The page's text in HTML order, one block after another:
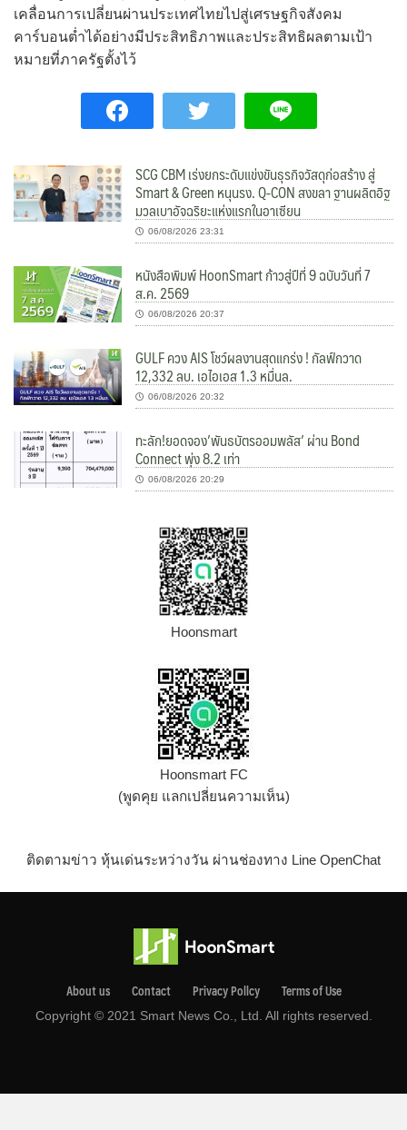
เคลื่อนการเปลี่ยนผ่านประเทศไทยไปสู่เศรษฐกิจสังคม
คาร์บอนต่ำได้อย่างมีประสิทธิภาพและประสิทธิผลตามเป้า
หมายที่ภาครัฐตั้งไว้
SCG CBM เร่งยกระดับแข่งขันธุรกิจวัสดุก่อสร้าง สู่
Smart & Green หนุนรง. Q-CON สงขลา ฐานผลิตอิฐ
มวลเบาอัจฉริยะแห่งแรกในอาเซียน
06/08/2026 23:31
หนังสือพิมพ์ HoonSmart ก้าวสู่ปีที่ 9 ฉบับวันที่ 7
ส.ค. 2569
06/08/2026 20:37
GULF ควง AIS โชว์ผลงานสุดแกร่ง ! กัลฟ์กวาด
12,332 ลบ. เอไอเอส 1.3 หมื่นล.
06/08/2026 20:32
ทะลัก!ยอดจอง’พันธบัตรออมพลัส’ ผ่าน Bond
Connect พุ่ง 8.2 เท่า
06/08/2026 20:29
Hoonsmart
Hoonsmart FC
(พูดคุย แลกเปลี่ยนความเห็น)
ติดตามข่าว หุ้นเด่นระหว่างวัน ผ่านช่องทาง Line OpenChat
About us Contact Privacy Pollcy Terms of Use
Copyright © 2021 Smart News Co., Ltd. All rights reserved.